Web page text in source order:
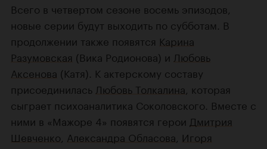
Всего в четвертом сезоне восемь эпизодов,
новые серии будут выходить по субботам. В
продолжении также появятся Карина
Разумовская (Вика Родионова) и Любовь
Аксенова (Катя). К актерскому составу
присоединилась Любовь Толкалина, которая
сыграет психоаналитика Соколовского. Вместе с
ними в «Мажоре 4» появятся герои Дмитрия
Шевченко, Александра Обласова, Игоря